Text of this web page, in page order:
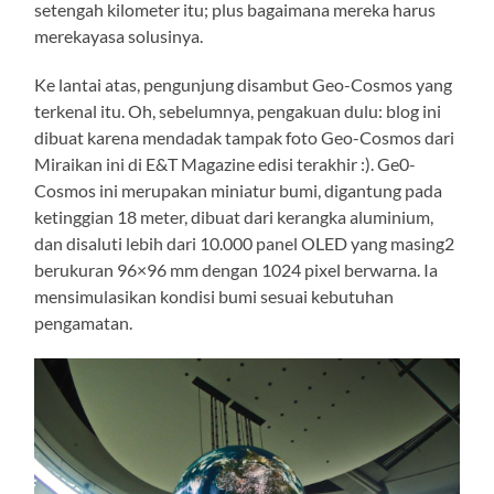
setengah kilometer itu; plus bagaimana mereka harus
merekayasa solusinya.
Ke lantai atas, pengunjung disambut Geo-Cosmos yang
terkenal itu. Oh, sebelumnya, pengakuan dulu: blog ini
dibuat karena mendadak tampak foto Geo-Cosmos dari
Miraikan ini di E&T Magazine edisi terakhir :). Ge0-
Cosmos ini merupakan miniatur bumi, digantung pada
ketinggian 18 meter, dibuat dari kerangka aluminium,
dan disaluti lebih dari 10.000 panel OLED yang masing2
berukuran 96×96 mm dengan 1024 pixel berwarna. Ia
mensimulasikan kondisi bumi sesuai kebutuhan
pengamatan.